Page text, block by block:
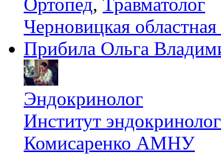
Черновицкая
Прибила Ольга
Эндокринолог
Институт
Комисаренко АМНУ